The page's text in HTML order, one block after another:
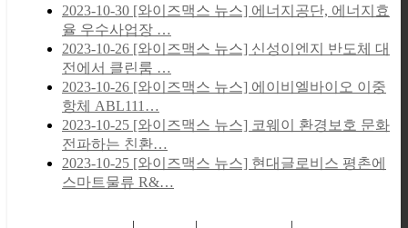
2023-10-30 [와이즈맥스 뉴스] 에너지공단, 에너지효
율 우수사업장 …
2023-10-26 [와이즈맥스 뉴스] 신성이엔지 반도체 대
전에서 클린룸 …
2023-10-26 [와이즈맥스 뉴스] 에이비엘바이오 이중
항체 ABL111…
2023-10-25 [와이즈맥스 뉴스] 코웨이 환경보호 문화
전파하는 친환…
2023-10-25 [와이즈맥스 뉴스] 현대글로비스 평촌에
스마트물류 R&…